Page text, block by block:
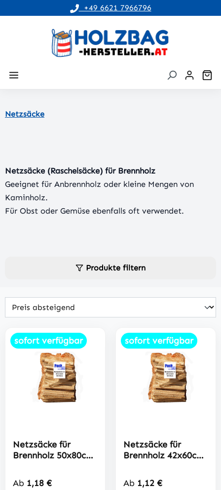
+49 6621 7966796
Netzsäcke
Netzsäcke (Raschelsäcke) für Brennholz
Geeignet für Anbrennholz oder kleine Mengen von
Kaminholz.
Für Obst oder Gemüse ebenfalls oft verwendet.
Produkte filtern
sofort verfügbar
Netzsäcke für
Brennholz 50x80cm
Regulärer Preis:
Ab 1,18 €
sofort verfügbar
Netzsäcke für
Brennholz 42x60cm
Regulärer Preis:
Ab 1,12 €